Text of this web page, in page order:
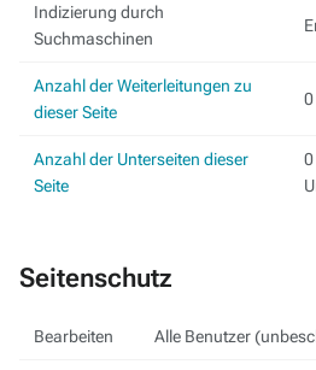
Indizierung durch
Suchmaschinen
Anzahl der Weiterleitungen zu
dieser Seite
0
Anzahl der Unterseiten dieser
Seite
0
Seitenschutz
Bearbeiten Alle Benutzer